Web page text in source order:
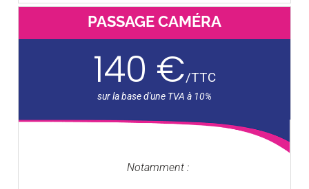
PASSAGE CAMÉRA
140 €/TTC
Notamment :